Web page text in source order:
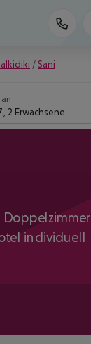
/ Sani
an
2 Erwachsene
Doppelzimmer
individuell